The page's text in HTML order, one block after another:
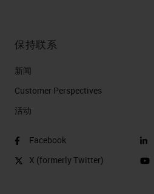
保持联系
新闻
Customer Perspectives​
活动
Facebook
X (formerly Twitter)